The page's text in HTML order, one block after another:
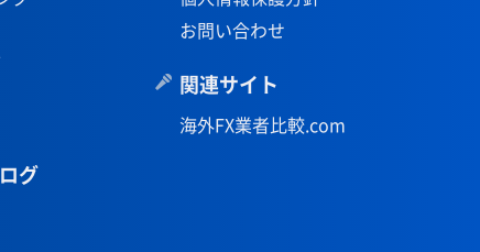
グ
お問い合わせ
関連サイト
海外FX業者比較.com